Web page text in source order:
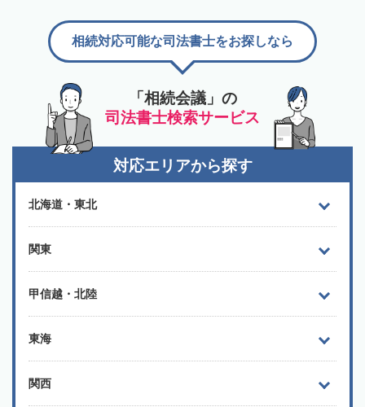
「相続会議」の
司法書士検索サービス
相続対応可能な司法書士をお探しなら
対応エリアから探す
北海道・東北
関東
甲信越・北陸
東海
関西